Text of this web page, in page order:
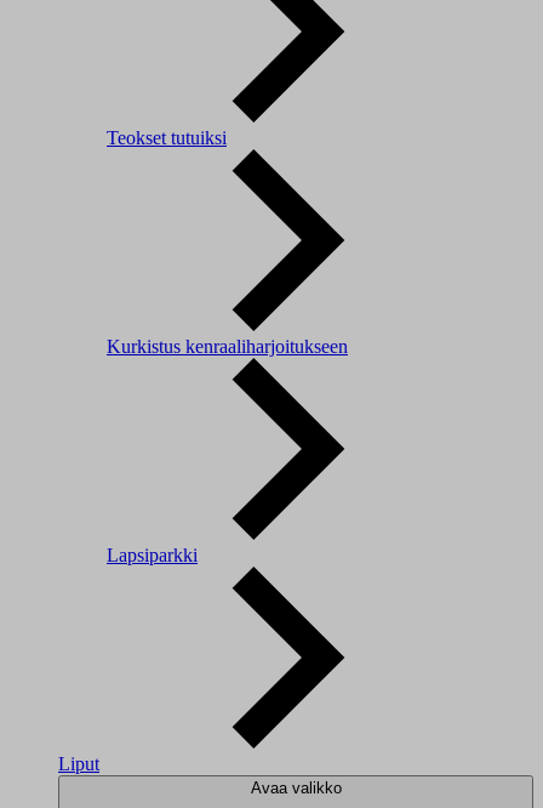
Teokset tutuiksi
Kurkistus kenraaliharjoitukseen
Lapsiparkki
Liput
Avaa valikko